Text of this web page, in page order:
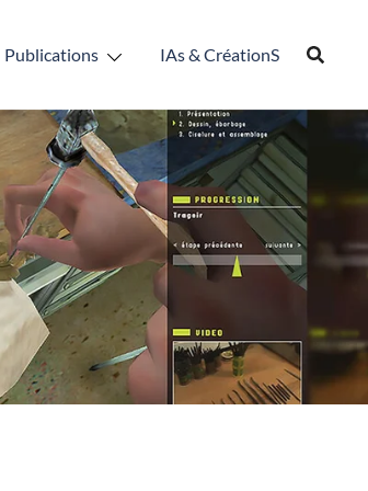
Publications IAs & CréationS